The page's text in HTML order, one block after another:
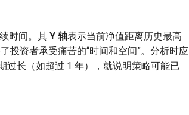
时间。其 Y 轴表示当前净值距离历史最高
投资者承受痛苦的“时间和空间”。分析时应
过长（如超过 1 年），就说明策略可能已